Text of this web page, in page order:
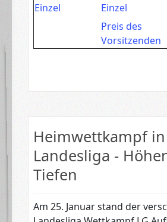
Einzel
Einzel
Preis des
Vorsitzenden
Heimwettkampf
Landesliga -
Tiefen
Am 25. Januar stand der